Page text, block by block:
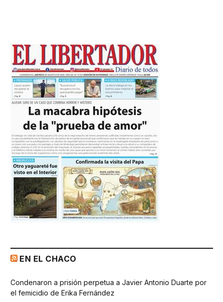
EN EL CHACO
Condenaron a prisión perpetua a Javier Antonio Duarte por
el femicidio de Erika Fernández